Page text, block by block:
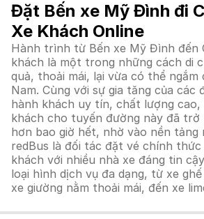
Đặt Bến xe Mỹ Đình đi
Xe Khách Online
Hành trình từ Bến xe Mỹ Đình đến
khách là một trong những cách di
quả, thoải mái, lại vừa có thể ngắm
Nam. Cùng với sự gia tăng của các
hành khách uy tín, chất lượng cao,
khách cho tuyến đường này đã trở
hơn bao giờ hết, nhờ vào nền tảng
redBus là đối tác đặt vé chính
khách với nhiều nhà xe đáng tin
loại hình dịch vụ đa dạng, từ xe
xe giường nằm thoải mái, đến xe